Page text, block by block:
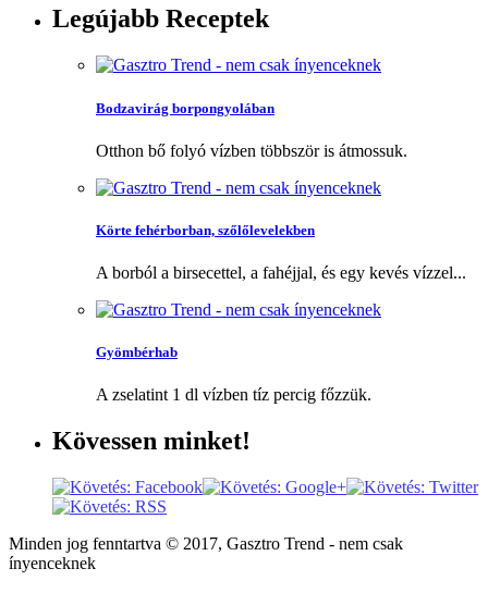
Legújabb Receptek
Bodzavirág borpongyolában
Otthon bő folyó vízben többször is átmossuk.
Körte fehérborban, szőlőlevelekben
A borból a birsecettel, a fahéjjal, és egy kevés vízzel...
Gyömbérhab
A zselatint 1 dl vízben tíz percig főzzük.
Kövessen minket!
Minden jog fenntartva © 2017, Gasztro Trend - nem csak
ínyenceknek